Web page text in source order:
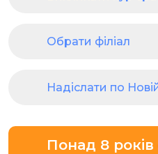
Обрати філіал
Надіслати по
Понад 8